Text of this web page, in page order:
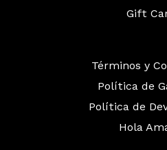
Gift
Términos y
Política de
Política de
Hola